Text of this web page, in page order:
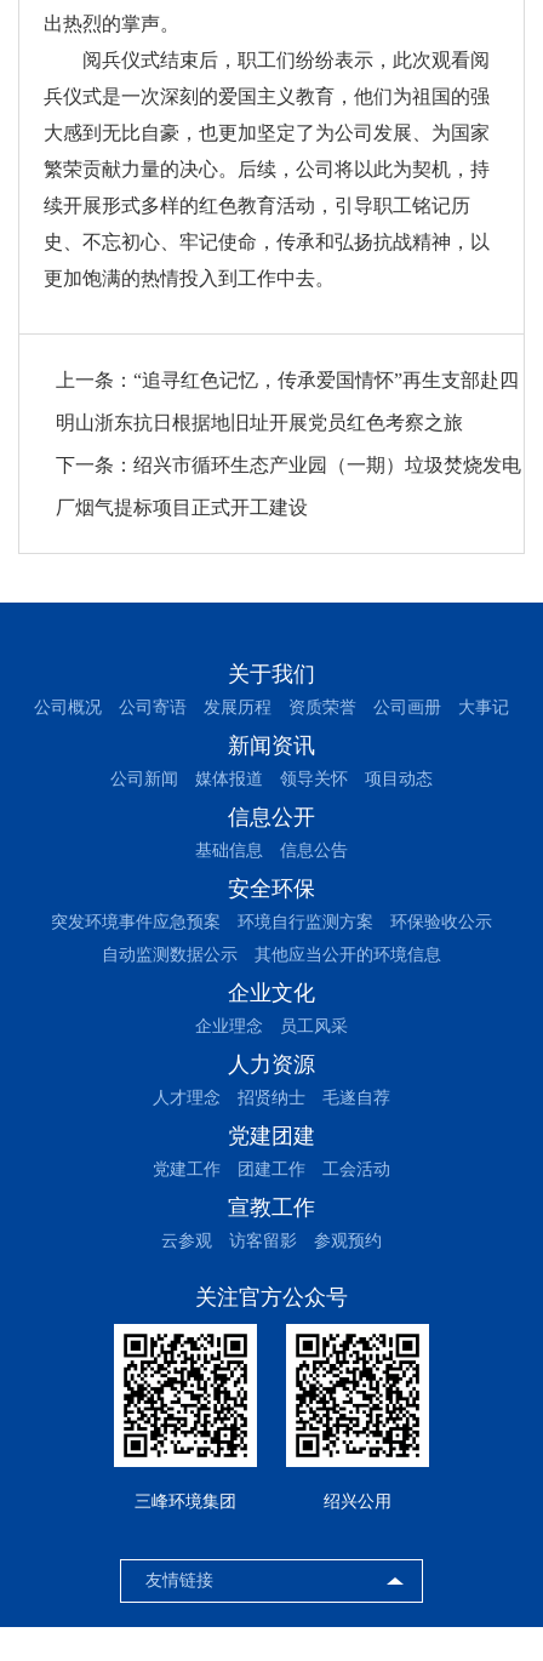
出热烈的掌声。
阅兵仪式结束后，职工们纷纷表示，此次观看阅
兵仪式是一次深刻的爱国主义教育，他们为祖国的强
大感到无比自豪，也更加坚定了为公司发展、为国家
繁荣贡献力量的决心。后续，公司将以此为契机，持
续开展形式多样的红色教育活动，引导职工铭记历
史、不忘初心、牢记使命，传承和弘扬抗战精神，以
更加饱满的热情投入到工作中去。
上一条： “追寻红色记忆，传承爱国情怀”再生支部赴四
明山浙东抗日根据地旧址开展党员红色考察之旅
下一条： 绍兴市循环生态产业园（一期）垃圾焚烧发电
厂烟气提标项目正式开工建设
关于我们
公司概况 公司寄语 发展历程 资质荣誉 公司画册 大事记
新闻资讯
公司新闻 媒体报道 领导关怀 项目动态
信息公开
基础信息 信息公告
安全环保
突发环境事件应急预案 环境自行监测方案
环保验收公示
自动监测数据公示
其他应当公开的环境信息
企业文化
企业理念 员工风采
人力资源
人才理念 招贤纳士 毛遂自荐
党建团建
党建工作 团建工作 工会活动
宣教工作
云参观 访客留影 参观预约
关注官方公众号
三峰环境集团 绍兴公用